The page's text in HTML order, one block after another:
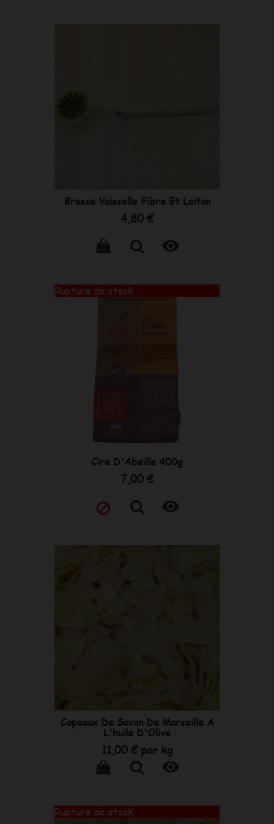
Brosse Vaisselle Fibre Et Laiton
Prix
4,80 €

Rupture de stock
Cire D'Abeille 400g
Prix
7,00 €

Copeaux De Savon De Marseille A
L'huile D'Olive
Prix
11,00 € par kg

Rupture de stock